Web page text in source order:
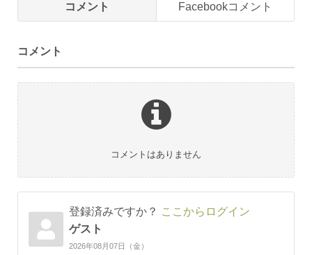
コメント Facebookコメント
コメント
コメントはありません
登録済みですか？ ここからログイン
ゲスト
2026年08月07日（金）